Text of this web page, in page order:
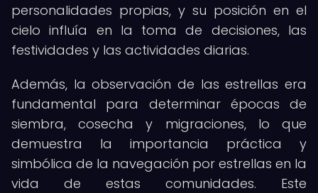
personalidades propias, y su posición en el
cielo influía en la toma de decisiones, las
festividades y las actividades diarias.
Además, la observación de las estrellas era
fundamental para determinar épocas de
siembra, cosecha y migraciones, lo que
demuestra la importancia práctica y
simbólica de la navegación por estrellas en la
vida de estas comunidades. Este